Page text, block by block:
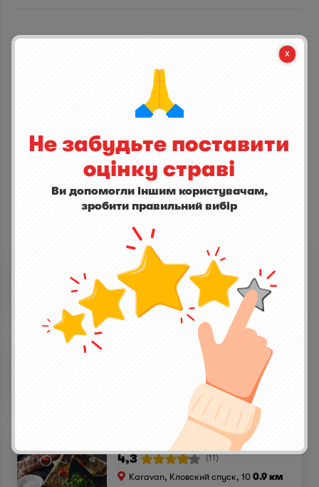
СТАНЬ ПЕРШИМ ХТО ДОДАСТЬ ВІДГУК
написати відгук
5,0
(1)
Karavan, Кловский спуск, 10
0.9 км
₴ 615,00
(1)
Karavan, Кловский спуск, 100.9 км
Костный мозг с табуле
4,3
(11)
Karavan, Кловский спуск, 100.9 км
Не забудьте поставити
оцінку страві
Ви допомогли іншим користувачам,
зробити правильний вибір